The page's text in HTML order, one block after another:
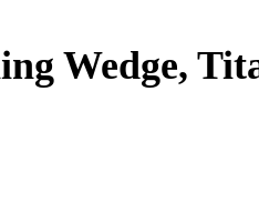
Wedge,